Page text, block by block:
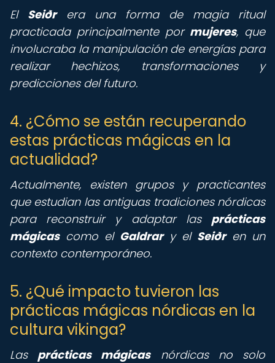
El Seiðrera una forma de magia ritual
practicada principalmente por mujeres, que
involucraba la manipulación de energías para
realizar hechizos, transformaciones y
predicciones del futuro.
4. ¿Cómo se están recuperando
estas prácticas mágicas en la
actualidad?
Actualmente, existen grupos y practicantes
que estudian las antiguas tradiciones nórdicas
para reconstruir y adaptar las prácticas
mágicascomo el Galdrary el Seiðren un
contexto contemporáneo.
5. ¿Qué impacto tuvieron las
prácticas mágicas nórdicas en la
cultura vikinga?
Las prácticas mágicasnórdicas no solo